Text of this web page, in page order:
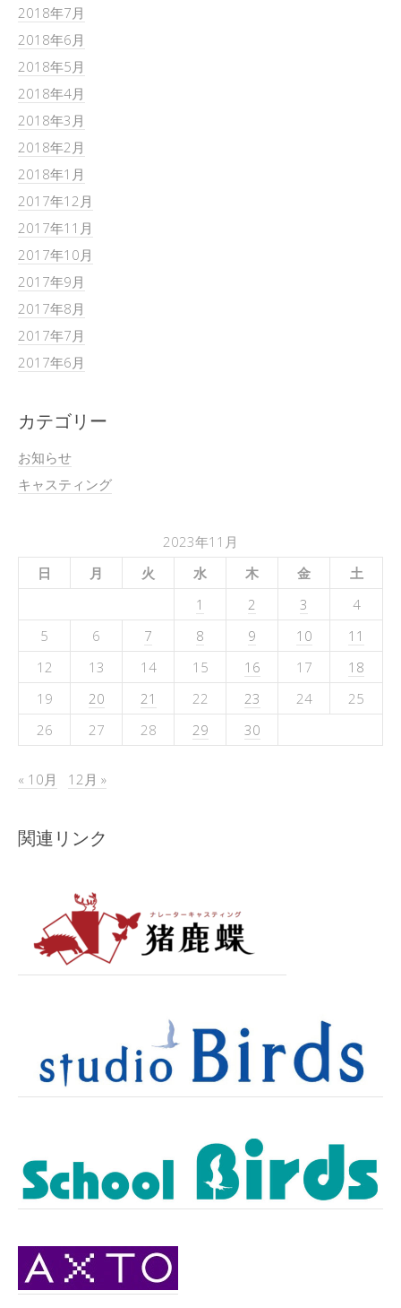
2018年7月
2018年6月
2018年5月
2018年4月
2018年3月
2018年2月
2018年1月
2017年12月
2017年11月
2017年10月
2017年9月
2017年8月
2017年7月
2017年6月
カテゴリー
お知らせ
キャスティング
2023年11月
日
月 火 水 木 金
土
1
2 3
4
5
6 7 8 9 10
11
12
13 14 15 16 17
18
19
20 21 22 23 24
25
26
27 28 29 30
« 10月 12月 »
関連リンク